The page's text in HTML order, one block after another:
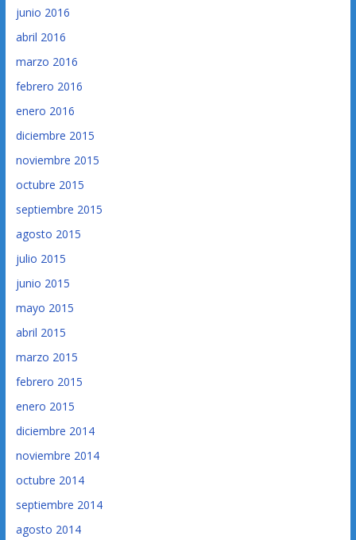
junio 2016
abril 2016
marzo 2016
febrero 2016
enero 2016
diciembre 2015
noviembre 2015
octubre 2015
septiembre 2015
agosto 2015
julio 2015
junio 2015
mayo 2015
abril 2015
marzo 2015
febrero 2015
enero 2015
diciembre 2014
noviembre 2014
octubre 2014
septiembre 2014
agosto 2014